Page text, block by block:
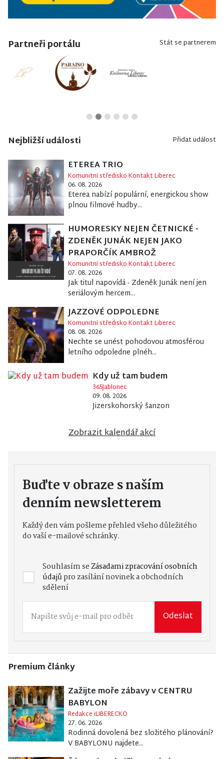
Partneři portálu Stát se partnerem
Nejbližší události Přidat událost
ETEREA TRIO
Komunitní středisko Kontakt Liberec
06. 08. 2026
Eterea nabízí populární, energickou show
plnou filmové hudby...
HUMORESKY NEJEN ČETNICKÉ -
ZDENĚK JUNÁK NEJEN JAKO
PRAPORČÍK AMBROŽ
Komunitní středisko Kontakt Liberec
07. 08. 2026
Jak titul napovídá - Zdeněk Junák není jen
seriálovým hercem...
JAZZOVÉ ODPOLEDNE
Komunitní středisko Kontakt Liberec
08. 08. 2026
Nechte se unést pohodovou atmosférou
letního odpoledne plnéh...
Kdy už tam budem
365Jablonec
09. 08. 2026
Jizerskohorský šanzon
Zobrazit kalendář akcí
Buďte v obraze s naším
denním newsletterem
Každý den vám pošleme přehled všeho důležitého
do vaší e-mailové schránky.
Souhlasím seZásadami zpracování osobních
údajůpro zasílání novinek a obchodních
sdělení
Odeslat
Premium články
Zažijte moře zábavy v CENTRU
BABYLON
Redakce iLIBERECKO
27. 06. 2026
Rodinná dovolená bez složitého plánování?
V BABYLONU najdete...